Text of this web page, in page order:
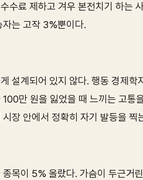
수료 제하고 겨우 본전치기 하는
자는 고작 3%뿐이다.
설계되어 있지 않다. 행동 경제
만 원을 잃었을 때 느끼는 고통
장 안에서 정확히 자기 발등을 찍
목이 5% 올랐다. 가슴이 두근거